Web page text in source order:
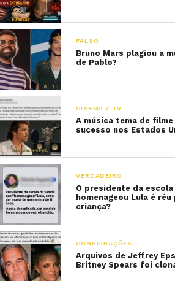
FALSO
Bruno Mars plagiou a
de Pablo?
CINEMA / TV
A música tema de
sucesso nos Estados
VERDADEIRO
O presidente da escola
homenageou Lula é
criança?
CONSPIRAÇÕES
Arquivos de Jeffrey
Britney Spears foi